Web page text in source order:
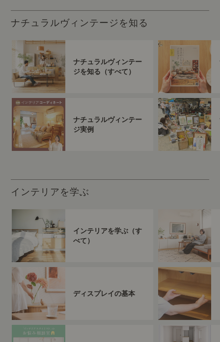
ナチュラルヴィンテージを知る
ナチュラルヴィンテー
ジを知る（すべて）
ナチュラルヴィンテー
ジ実例
インテリアを学ぶ
インテリアを学ぶ（す
べて）
ディスプレイの基本